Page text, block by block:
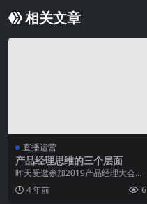
相关文章
直播运营
产品经理思维的三个层面
昨天受邀参加2019产品经理大会，
我的分享主题是“从产品，到模式，
到产业”，介绍...
4 年前 6